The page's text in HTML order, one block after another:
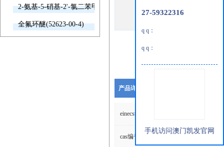
2-氨基-5-硝基-2'-氯二苯甲酮(2011-66-7)
全氟环醚(52623-00-4)
产品详细说明
einecs编号
cas编号
27-59322316
q q：
q q：
手机访问澳门凯发官网